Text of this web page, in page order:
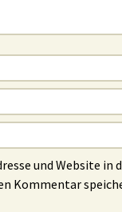
und Website in
Kommentar